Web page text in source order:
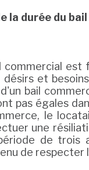
la durée du bail
commercial est
et
bail
pas égales
le
une
de trois
de respecter